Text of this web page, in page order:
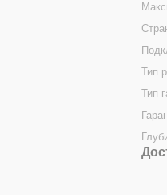
Тип
Тип